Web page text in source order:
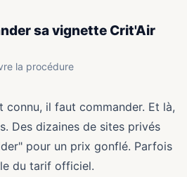
sa vignette Crit'Air
la procédure
connu, il faut commander. Et là,
Des dizaines de sites privés
pour un prix gonflé. Parfois
du tarif officiel.